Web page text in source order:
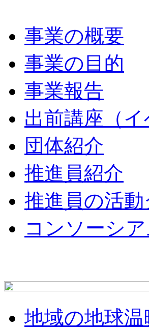
事業の概要
事業の目的
事業報告
出前講座（
団体紹介
推進員紹介
推進員の活
コンソーシ
地域の地球